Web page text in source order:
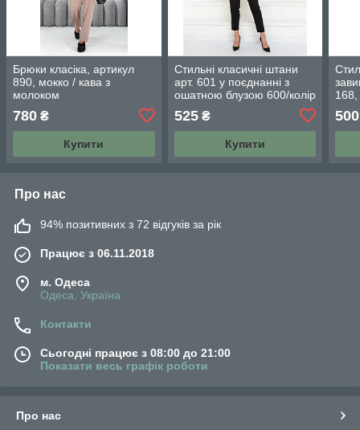
Брюки класіка, артикул
890, мокко / кава з
молоком
780 ₴
Купити
Стильні класичні штани
арт. 601 у поєднанні з
ошатною блузою 600/колір
образ!
525₴
Купити
168,
500
Про нас
94% позитивних з 72 відгуків за рік
Працює з 06.11.2018
м. Одеса
Одеса, Україна
Контакти
Сьогодні працює з 08:00 до 21:00
Показати весь графік роботи
Про нас